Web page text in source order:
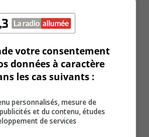
son entente avec la
Médias
votre consentement
données à caractère
les cas suivants :
personnalisés, mesure de
et du contenu, études
de services